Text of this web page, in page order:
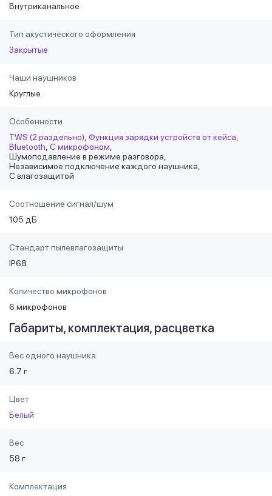
Внутриканальное
Тип акустического оформления
Закрытые
Чаши наушников
Круглые
Особенности
TWS (2 раздельно) Функция зарядки устройств от кейса
Bluetooth С микрофоном
Шумоподавление в режиме разговора
Независимое подключение каждого наушника
С влагозащитой
Соотношение сигнал/шум
105 дБ
Стандарт пылевлагозащиты
IP68
Количество микрофонов
6 микрофонов
Габариты, комплектация, расцветка
Вес одного наушника
6.7 г
Цвет
Белый
Вес
58 г
Комплектация